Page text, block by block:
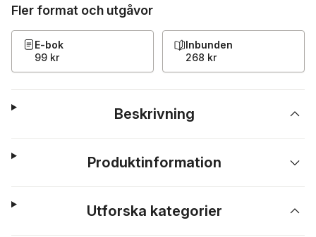
Fler format och utgåvor
E-bok
99 kr
Inbunden
268 kr
Beskrivning
Produktinformation
Utforska kategorier